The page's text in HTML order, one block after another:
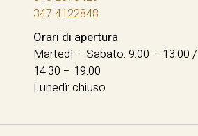
347 4122848
Orari di apertura
Martedì – Sabato: 9.00 – 13.00 /
14.30 – 19.00
Lunedì: chiuso